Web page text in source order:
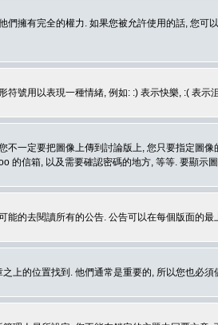
們擁有完全的權力. 如果您被允許使用的話, 您可
符號用以表現一種情緒, 例如: :) 表示快樂, :( 表
不一定要把圖像上傳到討論版上, 您只要指定圖
的信箱, 以及需要確認密碼的地方, 等等. 要顯示
能的去閱讀所有的公告. 公告可以在每個版面的
上的位置找到. 他們通常是重要的, 所以您也必